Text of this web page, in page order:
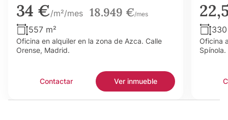
34 €/m²/mes 18.949 €/mes
557 m²
Oficina en alquiler en la zona de Azca. Calle
Orense, Madrid.
Contactar Ver inmueble
Oficina
Spínola.